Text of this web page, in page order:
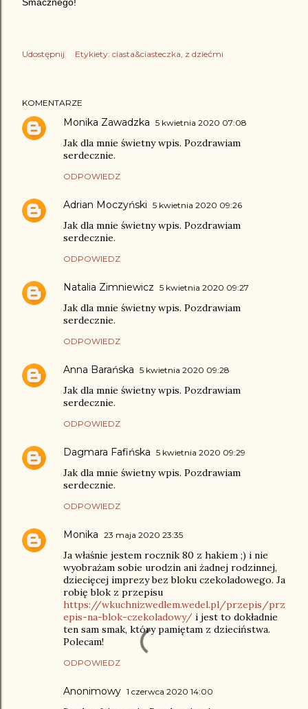
Udostępnij Etykiety: ciasta&ciasteczka z dziećmi
KOMENTARZE
Monika Zawadzka 5 kwietnia 2020 07:08
Jak dla mnie świetny wpis. Pozdrawiam
serdecznie.
ODPOWIEDZ
Adrian Moczyński 5 kwietnia 2020 09:26
Jak dla mnie świetny wpis. Pozdrawiam
serdecznie.
ODPOWIEDZ
Natalia Zimniewicz 5 kwietnia 2020 09:27
Jak dla mnie świetny wpis. Pozdrawiam
serdecznie.
ODPOWIEDZ
Anna Barańska 5 kwietnia 2020 09:28
Jak dla mnie świetny wpis. Pozdrawiam
serdecznie.
ODPOWIEDZ
Dagmara Fafińska 5 kwietnia 2020 09:29
Jak dla mnie świetny wpis. Pozdrawiam
serdecznie.
ODPOWIEDZ
Monika 23 maja 2020 23:35
Ja właśnie jestem rocznik 80 z hakiem ;) i nie
wyobrażam sobie urodzin ani żadnej rodzinnej,
dziecięcej imprezy bez bloku czekoladowego. Ja
robię blok z przepisu
https://wkuchnizwedlem.wedel.pl/przepis/prz
epis-na-blok-czekoladowy/ i jest to dokładnie
ten sam smak, który pamiętam z dzieciństwa.
Polecam!
ODPOWIEDZ
Anonimowy 1 czerwca 2020 14:00